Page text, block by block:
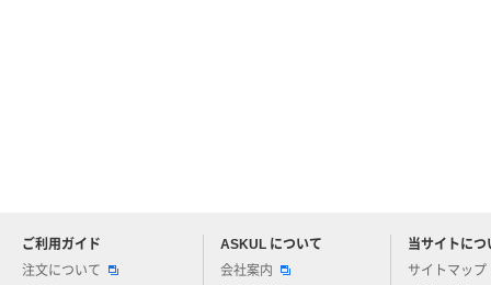
ご利用ガイド
注文について
ASKUL について
会社案内
当サイトにつ
サイトマップ
アスクルについてお気軽にご質問ください